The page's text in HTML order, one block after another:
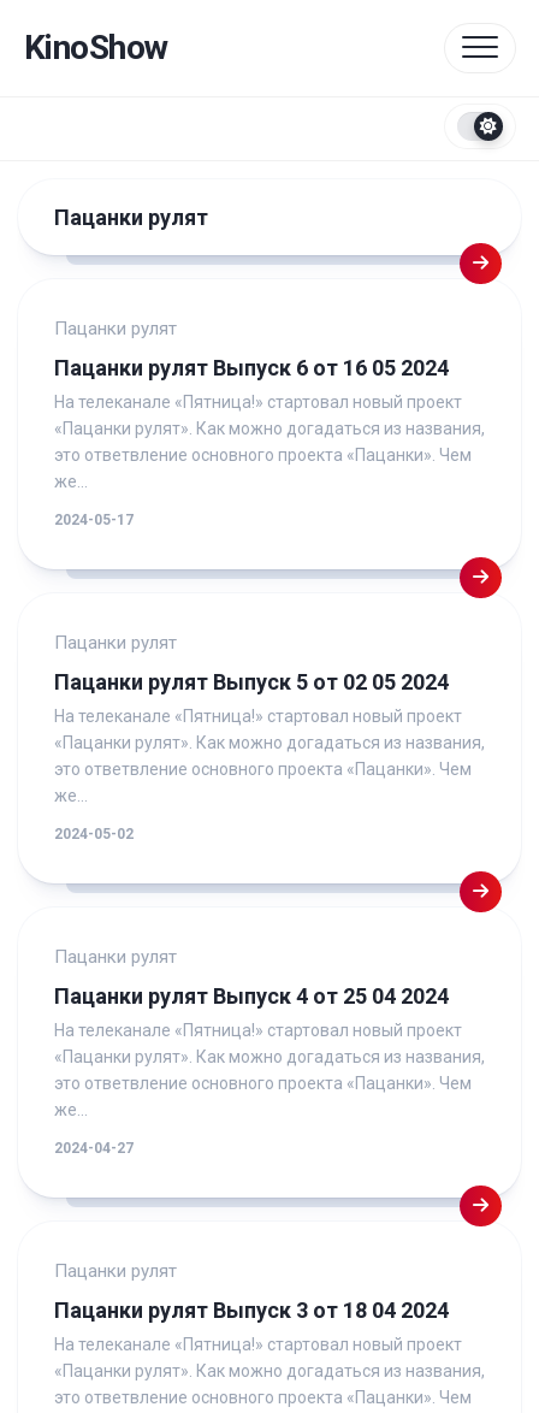
содержанию
KinoShow
Пацанки рулят
Пацанки рулят
Пацанки рулят Выпуск 6 от 16 05 2024
На телеканале «Пятница!» стартовал новый проект
«Пацанки рулят». Как можно догадаться из названия,
это ответвление основного проекта «Пацанки». Чем
же...
2024-05-17
Пацанки рулят
Пацанки рулят Выпуск 5 от 02 05 2024
На телеканале «Пятница!» стартовал новый проект
«Пацанки рулят». Как можно догадаться из названия,
это ответвление основного проекта «Пацанки». Чем
же...
2024-05-02
Пацанки рулят
Пацанки рулят Выпуск 4 от 25 04 2024
На телеканале «Пятница!» стартовал новый проект
«Пацанки рулят». Как можно догадаться из названия,
это ответвление основного проекта «Пацанки». Чем
же...
2024-04-27
Пацанки рулят
Пацанки рулят Выпуск 3 от 18 04 2024
На телеканале «Пятница!» стартовал новый проект
«Пацанки рулят». Как можно догадаться из названия,
это ответвление основного проекта «Пацанки». Чем